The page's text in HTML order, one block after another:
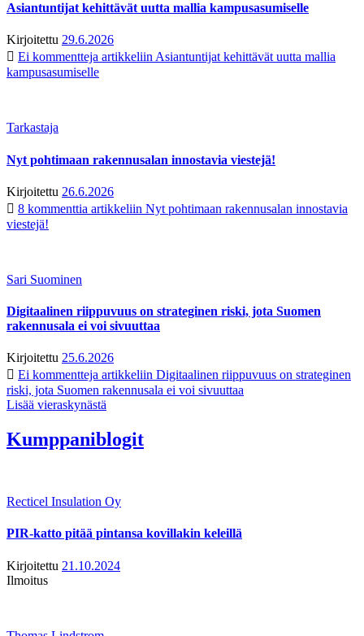
Asiantuntijat kehittävät uutta mallia kampusasumiselle
Kirjoitettu 29.6.2026
Ei kommentteja artikkeliin Asiantuntijat kehittävät uutta mallia
kampusasumiselle
Tarkastaja
Nyt pohtimaan rakennusalan innostavia viestejä!
Kirjoitettu 26.6.2026
8 kommenttia artikkeliin Nyt pohtimaan rakennusalan innostavia
viestejä!
Sari Suominen
Digitaalinen riippuvuus on strateginen riski, jota Suomen
rakennusala ei voi sivuuttaa
Kirjoitettu 25.6.2026
Ei kommentteja artikkeliin Digitaalinen riippuvuus on strateginen
riski, jota Suomen rakennusala ei voi sivuuttaa
Lisää vieraskynästä
Kumppaniblogit
Recticel Insulation Oy
PIR-katto pitää pintansa kovillakin keleillä
Kirjoitettu 21.10.2024
Ilmoitus